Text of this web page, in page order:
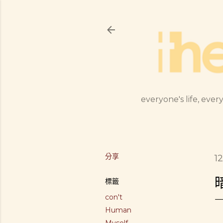
everyone's life,
分享
標籤
con't
Human